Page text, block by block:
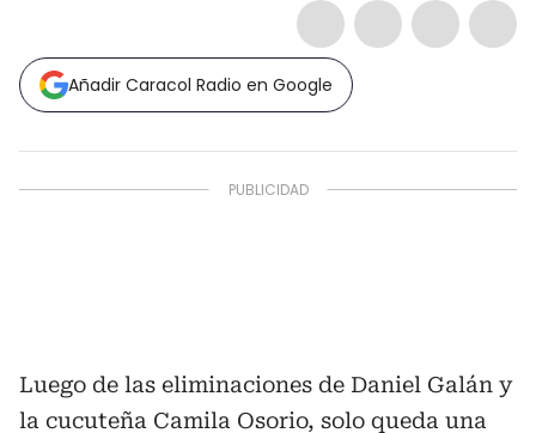
Añadir Caracol Radio en Google
Luego de las eliminaciones de Daniel Galán y
la cucuteña Camila Osorio, solo queda una